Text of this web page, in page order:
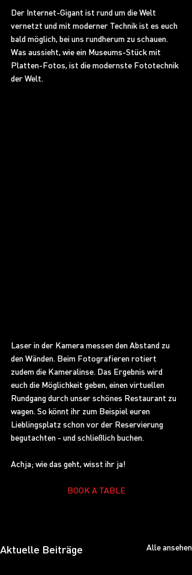
Der Internet-Gigant ist rund um die Welt
vernetzt und mit moderner Technik ist es euch
bald möglich, bei uns rundherum zu schauen.
Was aussieht, wie ein Museums-Stück mit
Platten-Fotos, ist die modernste Fototechnik
der Welt.
Laser in der Kamera messen den Abstand zu
den Wänden. Beim Fotografieren rotiert
zudem die Kameralinse. Das Ergebnis wird
euch die Möglichkeit geben, einen virtuellen
Rundgang durch unser schönes Restaurant zu
wagen. So könnt ihr zum Beispiel euren
Lieblingsplatz schon vor der Reservierung
begutachten - und schließlich buchen.
Achja; wie das geht, wisst ihr ja!
BOOK A TABLE
Aktuelle Beiträge Alle ansehen